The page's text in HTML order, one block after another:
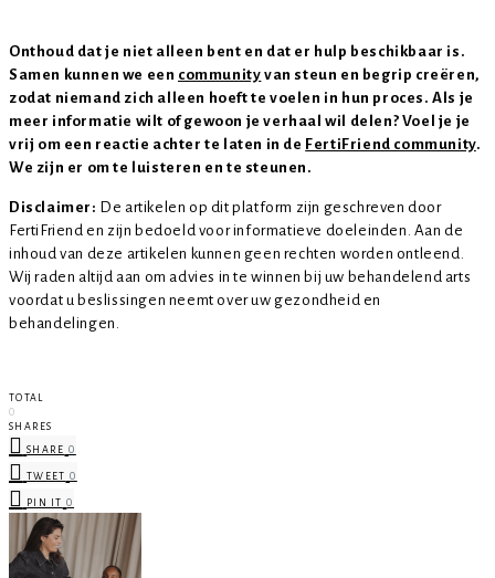
Onthoud dat je niet alleen bent en dat er hulp beschikbaar is.
Samen kunnen we een community van steun en begrip creëren,
zodat niemand zich alleen hoeft te voelen in hun proces. Als je
meer informatie wilt of gewoon je verhaal wil delen? Voel je je
vrij om een reactie achter te laten in de FertiFriend community.
We zijn er om te luisteren en te steunen.
Disclaimer: De artikelen op dit platform zijn geschreven door
FertiFriend en zijn bedoeld voor informatieve doeleinden. Aan de
inhoud van deze artikelen kunnen geen rechten worden ontleend.
Wij raden altijd aan om advies in te winnen bij uw behandelend arts
voordat u beslissingen neemt over uw gezondheid en
behandelingen.
TOTAL
0
SHARES
SHARE 0
TWEET 0
PIN IT 0